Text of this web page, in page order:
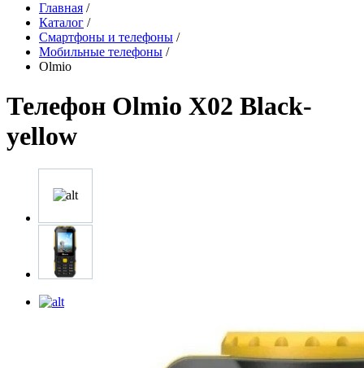
Главная /
Каталог /
Смартфоны и телефоны /
Мобильные телефоны /
Olmio
Телефон Olmio X02 Black-
yellow